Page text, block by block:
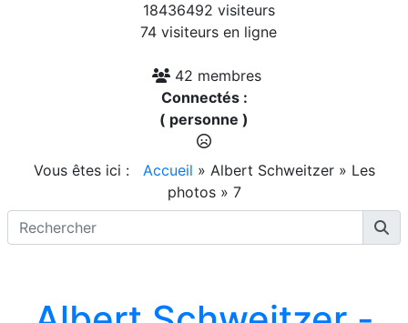
18436492 visiteurs
74 visiteurs en ligne
42 membres
Connectés :
( personne )
Vous êtes ici : Accueil » Albert Schweitzer» Les
photos» 7